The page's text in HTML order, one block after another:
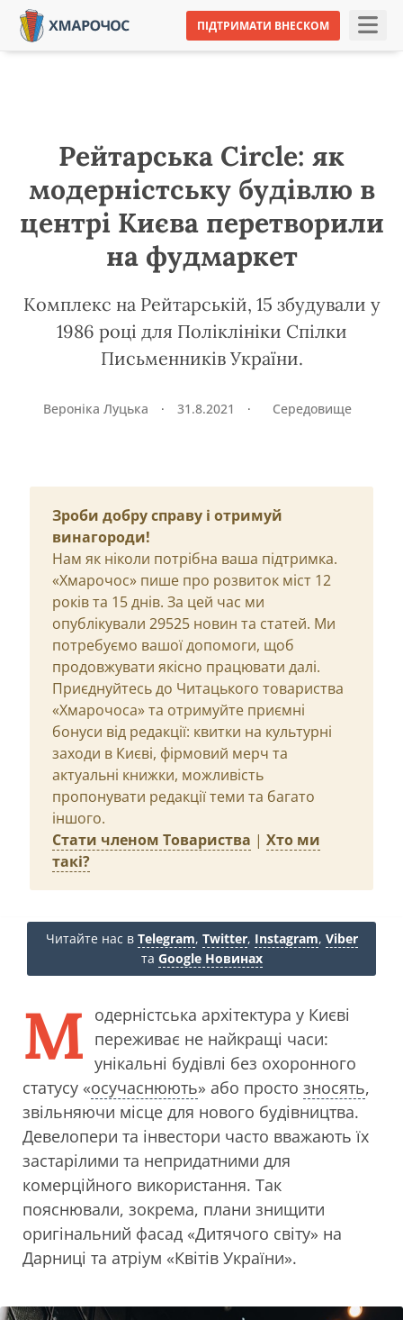
ПІДТРИМАТИ ВНЕСКОМ
Рейтарська Circle: як
модерністську будівлю в
центрі Києва перетворили
на фудмаркет
Комплекс на Рейтарській, 15 збудували у
1986 році для Поліклініки Спілки
Письменників України.
Вероніка Луцька · 31.8.2021 · Середовище
Зроби добру справу і отримуй
винагороди!
Нам як ніколи потрібна ваша підтримка.
«Хмарочос» пише про розвиток міст 12
років та 15 днів. За цей час ми
опублікували 29525 новин та статей. Ми
потребуємо вашої допомоги, щоб
продовжувати якісно працювати далі.
Приєднуйтесь до Читацького товариства
«Хмарочоса» та отримуйте приємні
бонуси від редакції: квитки на культурні
заходи в Києві, фірмовий мерч та
актуальні книжки, можливість
пропонувати редакції теми та багато
іншого.
Стати членом Товариства | Хто ми
такі?
Читайте нас в Telegram, Twitter, Instagram, Viber
та Google Новинах
М одерністська архітектура у Києві
переживає не найкращі часи:
унікальні будівлі без охоронного
статусу «осучаснюють» або просто зносять,
звільняючи місце для нового будівництва.
Девелопери та інвестори часто вважають їх
застарілими та непридатними для
комерційного використання. Так
пояснювали, зокрема, плани знищити
оригінальний фасад «Дитячого світу» на
Дарниці та атріум «Квітів України».